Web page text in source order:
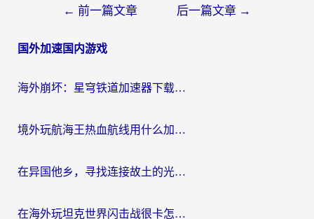
导
← 前一篇文章 后一篇文章 →
国外加速国内游戏
海外崩坏：星穹铁道加速器下载安装：一份给游子的终极网络指南
境外玩航海王热血航线用什么加速器？2026海外玩家实测最优方案（附欧洲问道堡垒前线加速技巧）
在异国他乡，寻找连接故土的光明大陆免费加速器
在海外玩坦克世界闪击战很卡怎么办？老玩家亲测有效的加速器选择指南